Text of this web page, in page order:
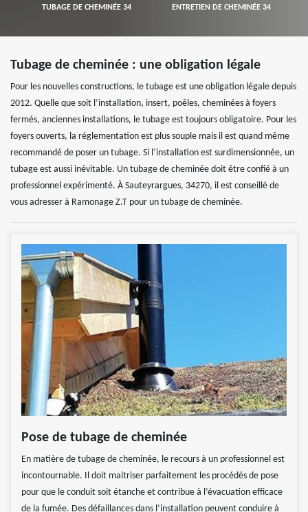
TUBAGE DE CHEMINÉE 34 ENTRETIEN DE CHEMINÉE 34
Tubage de cheminée : une obligation légale
Pour les nouvelles constructions, le tubage est une obligation légale depuis
2012. Quelle que soit l’installation, insert, poêles, cheminées à foyers
fermés, anciennes installations, le tubage est toujours obligatoire. Pour les
foyers ouverts, la réglementation est plus souple mais il est quand même
recommandé de poser un tubage. Si l’installation est surdimensionnée, un
tubage est aussi inévitable. Un tubage de cheminée doit être confié à un
professionnel expérimenté. À Sauteyrargues, 34270, il est conseillé de
vous adresser à Ramonage Z.T pour un tubage de cheminée.
Pose de tubage de cheminée
En matière de tubage de cheminée, le recours à un professionnel est
incontournable. Il doit maitriser parfaitement les procédés de pose
pour que le conduit soit étanche et contribue à l’évacuation efficace
de la fumée. Des défaillances dans l’installation peuvent conduire à